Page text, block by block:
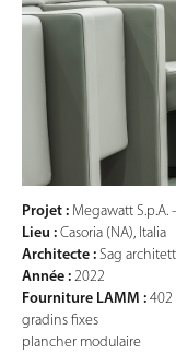
Projet : Megawatt
Lieu : Casoria (NA), Italia
Architecte : Sag
Année : 2022
Fourniture LAMM : 402
gradins fixes
plancher modulaire